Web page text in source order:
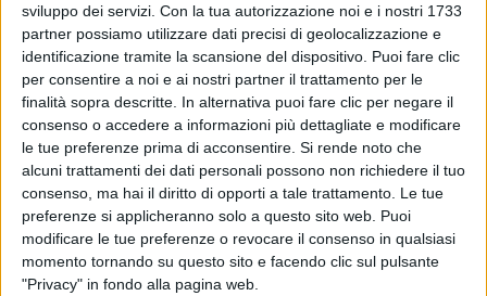
sviluppo dei servizi. Con la tua autorizzazione noi e i nostri 1733
partner possiamo utilizzare dati precisi di geolocalizzazione e
identificazione tramite la scansione del dispositivo. Puoi fare clic
per consentire a noi e ai nostri partner il trattamento per le
finalità sopra descritte. In alternativa puoi fare clic per negare il
consenso o accedere a informazioni più dettagliate e modificare
le tue preferenze prima di acconsentire. Si rende noto che
alcuni trattamenti dei dati personali possono non richiedere il tuo
consenso, ma hai il diritto di opporti a tale trattamento. Le tue
preferenze si applicheranno solo a questo sito web. Puoi
modificare le tue preferenze o revocare il consenso in qualsiasi
momento tornando su questo sito e facendo clic sul pulsante
"Privacy" in fondo alla pagina web.
I Coma_Cose, però, sono andati fortissimi in radio
ancheper tutto il 2024. Lo conferma ilterzo posto
della loro “Malavita” nella classifica dei pezzipiù
passatinel corso di tutto l’anno: Fausto Lama e